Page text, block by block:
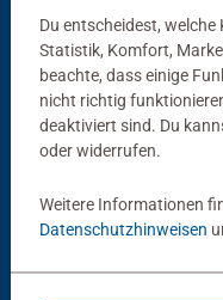
Beliebte Auswahl
Andere
Du entscheidest,
Statistik, Komfort,
beachte, dass einige
nicht richtig
deaktiviert sind. Du
oder widerrufen.
Weitere Informationen
Datenschutzhinweisen